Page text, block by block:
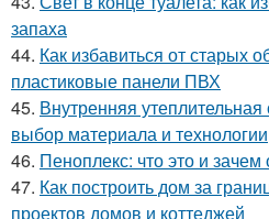
запаха
44. Как избавиться от старых
пластиковые панели ПВХ
45. Внутренняя
выбор материала и технологии
46. Пеноплекс: что это и
47. Как построить дом за
проектов домов и коттеджей